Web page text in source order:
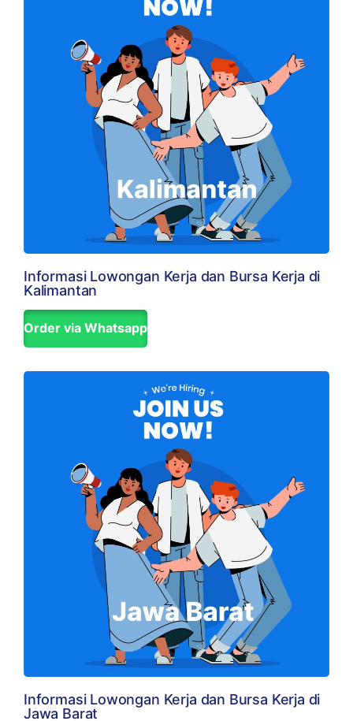
Informasi Lowongan Kerja dan Bursa Kerja di
Kalimantan
Order via Whatsapp
Informasi Lowongan Kerja dan Bursa Kerja di
Jawa Barat